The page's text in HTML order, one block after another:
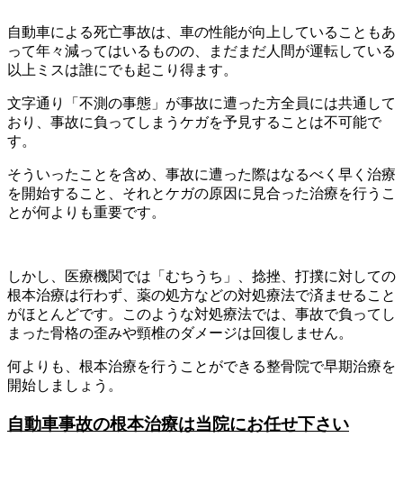
自動車による死亡事故は、車の性能が向上していることもあ
って年々減ってはいるものの、まだまだ人間が運転している
以上ミスは誰にでも起こり得ます。
文字通り「不測の事態」が事故に遭った方全員には共通して
おり、事故に負ってしまうケガを予見することは不可能で
す。
そういったことを含め、事故に遭った際はなるべく早く治療
を開始すること、それとケガの原因に見合った治療を行うこ
とが何よりも重要です。
しかし、医療機関では「むちうち」、捻挫、打撲に対しての
根本治療は行わず、薬の処方などの対処療法で済ませること
がほとんどです。このような対処療法では、事故で負ってし
まった骨格の歪みや頸椎のダメージは回復しません。
何よりも、根本治療を行うことができる整骨院で早期治療を
開始しましょう。
自動車事故の根本治療は当院にお任せ下さい